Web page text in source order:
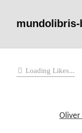
Loading Likes...
Oliver